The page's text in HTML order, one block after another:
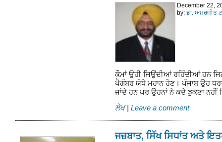
December 22,
by: ਡਾ. ਅਮਰਜੀਤ
ਕੌਮਾਂ ਉਹੀ ਜਿਉਂਦੀਆਂ ਰਹਿੰਦੀਆਂ ਹਨ
ਪੈਗੰਬਰ ਯੋਧੇ ਮਹਾਨ ਹੋਣ। ਪੰਜਾਬ ਉਹ
ਜਾਂਦੇ ਹਨ ਪਰ ਉਹਨਾਂ ਨੇ ਕਦੇ ਝੁਕਣਾ
ਲੇਖ | Leave a comment
ਜਜ਼ਬਾਤ, ਸਿੱਖ ਸਿਧਾਂਤ ਅਤੇ